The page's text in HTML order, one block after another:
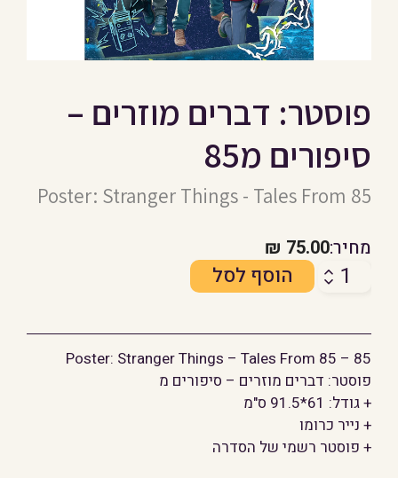
פוסטר: דברים מוזרים –
סיפורים מ85
Poster: Stranger Things - Tales From 85
מחיר:75.00
₪
כמות
דברים
מוזרים
-
סיפורים
מ85
הוסף לסל
Poster: Stranger Things – Tales From 85 – 85
פוסטר: דברים מוזרים – סיפורים מ
+ גודל: 61*91.5 ס"מ
+ נייר כרומו
+ פוסטר רשמי של הסדרה